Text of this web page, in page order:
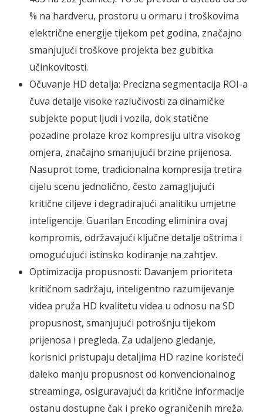
% na hardveru, prostoru u ormaru i troškovima
električne energije tijekom pet godina, značajno
smanjujući troškove projekta bez gubitka
učinkovitosti.
Očuvanje HD detalja: Precizna segmentacija ROI-a
čuva detalje visoke razlučivosti za dinamičke
subjekte poput ljudi i vozila, dok statične
pozadine prolaze kroz kompresiju ultra visokog
omjera, značajno smanjujući brzine prijenosa.
Nasuprot tome, tradicionalna kompresija tretira
cijelu scenu jednolično, često zamagljujući
kritične ciljeve i degradirajući analitiku umjetne
inteligencije. Guanlan Encoding eliminira ovaj
kompromis, održavajući ključne detalje oštrima i
omogućujući istinsko kodiranje na zahtjev.
Optimizacija propusnosti: Davanjem prioriteta
kritičnom sadržaju, inteligentno razumijevanje
videa pruža HD kvalitetu videa u odnosu na SD
propusnost, smanjujući potrošnju tijekom
prijenosa i pregleda. Za udaljeno gledanje,
korisnici pristupaju detaljima HD razine koristeći
daleko manju propusnost od konvencionalnog
streaminga, osiguravajući da kritične informacije
ostanu dostupne čak i preko ograničenih mreža.